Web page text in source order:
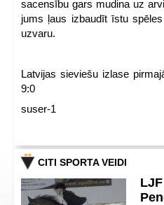
sacensību gars mudina uz
jums ļaus izbaudīt īstu
uzvaru.
Latvijas sieviešu izlase
9:0
suser-1
CITI SPORTA VEIDI